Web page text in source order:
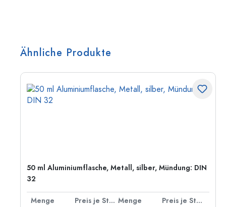
Ähnliche Produkte
50 ml Aluminiumflasche, Metall, silber, Mündung: DIN
32
Menge Preis je Stück Menge
Preis je Stück